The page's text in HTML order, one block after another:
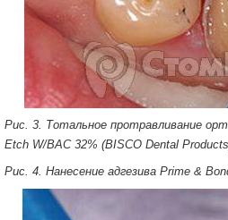
Рис. 3. Тотальное протравливание
Etch W/BAC 32% (BISCO Dental
Рис. 4. Нанесение адгезива Prime &